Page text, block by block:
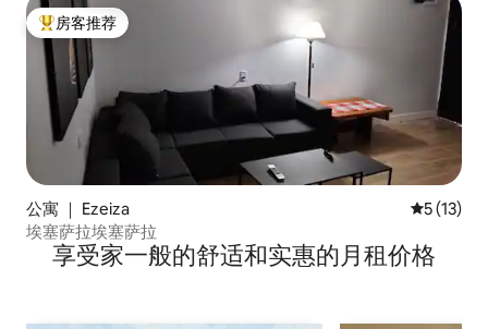
热门「房客推荐」
房客推荐
公寓 ｜ Ezeiza 平均评分
5 (13)
埃塞萨拉埃塞萨拉
享受家一般的舒适和实惠的月租价格